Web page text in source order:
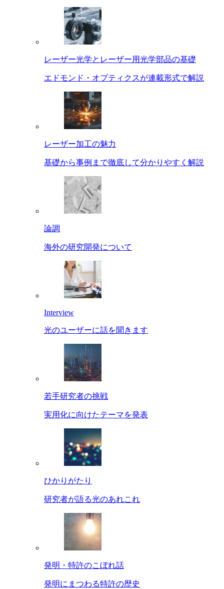
レーザー光学とレーザー用光学部品の基礎
エドモンド・オプティクスが連載形式で解説
レーザー加工の魅力
基礎から事例まで徹底して分かりやすく解説
論調
海外の研究開発について
Interview
光のユーザーに話を聞きます
若手研究者の挑戦
実用化に向けたテーマを発表
ひかりがたり
研究者が語る光のあれこれ
発明・特許のこぼれ話
発明にまつわる特許の歴史